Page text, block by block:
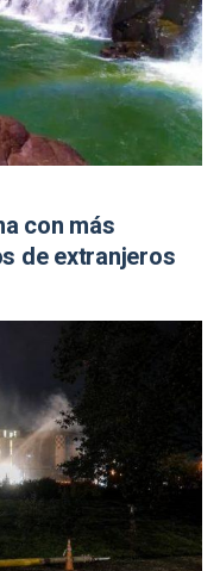
con más
de extranjeros